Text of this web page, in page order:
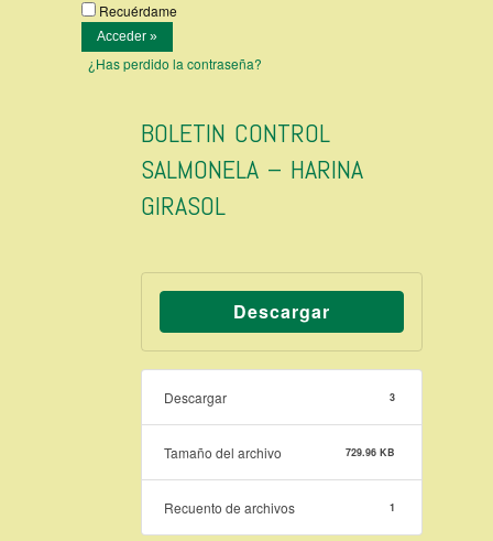
Recuérdame
¿Has perdido la contraseña?
BOLETIN CONTROL
SALMONELA – HARINA
GIRASOL
Descargar
Descargar 3
Tamaño del archivo 729.96 KB
Recuento de archivos 1